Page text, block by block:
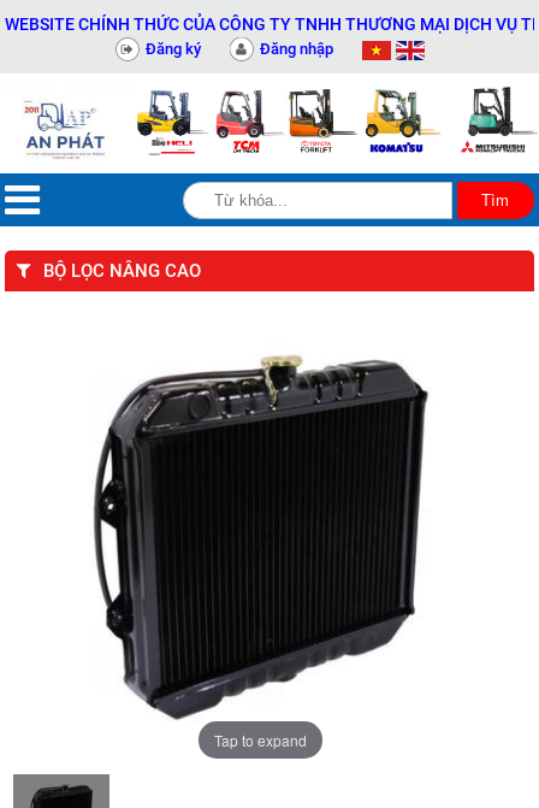
CHÍNH THỨC CỦA CÔNG TY TNHH THƯƠNG MẠI DỊCH VỤ
Đăng ký Đăng nhập
BỘ LỌC NÂNG CAO
Tap to expand